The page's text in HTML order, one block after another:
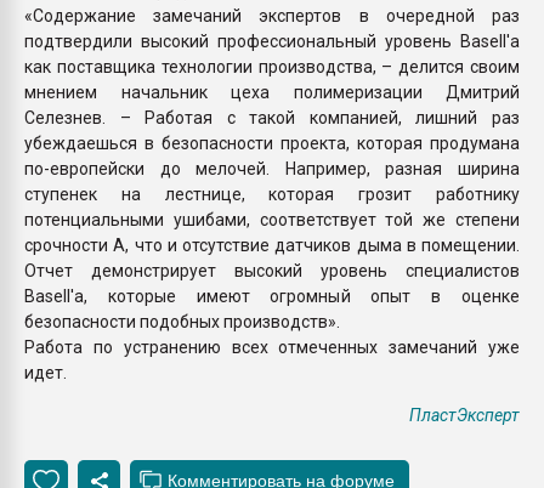
«Содержание замечаний экспертов в очередной раз
подтвердили высокий профессиональный уровень Basell'а
как поставщика технологии производства, – делится своим
мнением начальник цеха полимеризации Дмитрий
Селезнев. – Работая с такой компанией, лишний раз
убеждаешься в безопасности проекта, которая продумана
по-европейски до мелочей. Например, разная ширина
ступенек на лестнице, которая грозит работнику
потенциальными ушибами, соответствует той же степени
срочности А, что и отсутствие датчиков дыма в помещении.
Отчет демонстрирует высокий уровень специалистов
Basell'а, которые имеют огромный опыт в оценке
безопасности подобных производств».
Работа по устранению всех отмеченных замечаний уже
идет.
ПластЭксперт